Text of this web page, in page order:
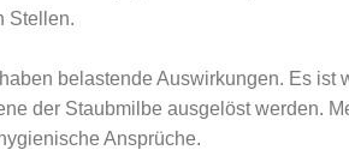
Stellen.
belastende Auswirkungen. Es
der Staubmilbe ausgelöst werden.
Ansprüche.